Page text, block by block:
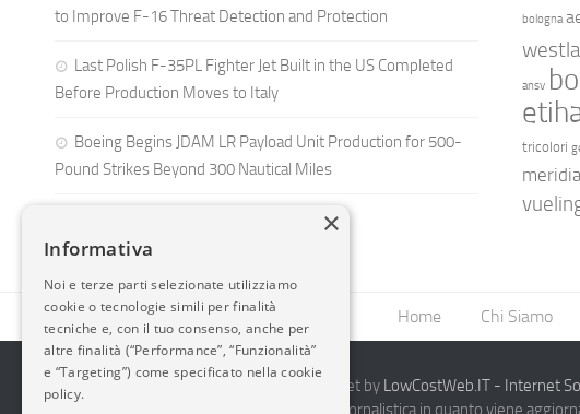
to Improve F-16 Threat Detection and Protection
Last Polish F-35PL Fighter Jet Built in the US Completed
Before Production Moves to Italy
Boeing Begins JDAM LR Payload Unit Production for 500-
Pound Strikes Beyond 300 Nautical Miles
bologna
ansv
tricolori
Home Chi Siamo
2014-2026 AvioBlog - Creazione Siti Internet by LowCostWeb.IT - Internet
Questo blog non rappresenta una testata giornalistica in quanto viene
×
Informativa
Noi e terze parti selezionate utilizziamo
cookie o tecnologie simili per finalità
tecniche e, con il tuo consenso, anche per
altre finalità (“Performance”, “Funzionalità”
e “Targeting”) come specificato nella cookie
policy.